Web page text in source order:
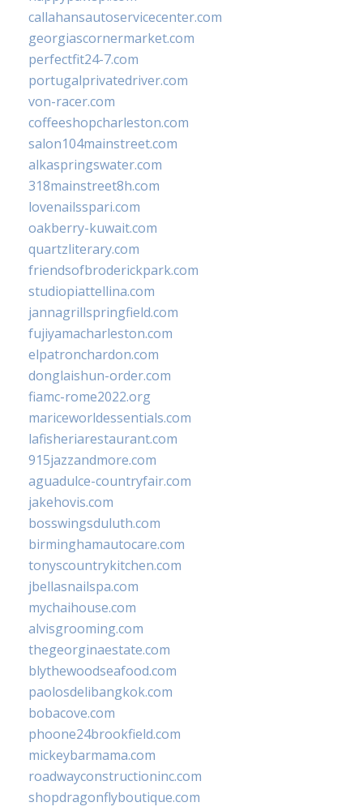
callahansautoservicecenter.com
georgiascornermarket.com
perfectfit24-7.com
portugalprivatedriver.com
von-racer.com
coffeeshopcharleston.com
salon104mainstreet.com
alkaspringswater.com
318mainstreet8h.com
lovenailsspari.com
oakberry-kuwait.com
quartzliterary.com
friendsofbroderickpark.com
studiopiattellina.com
jannagrillspringfield.com
fujiyamacharleston.com
elpatronchardon.com
donglaishun-order.com
fiamc-rome2022.org
mariceworldessentials.com
lafisheriarestaurant.com
915jazzandmore.com
aguadulce-countryfair.com
jakehovis.com
bosswingsduluth.com
birminghamautocare.com
tonyscountrykitchen.com
jbellasnailspa.com
mychaihouse.com
alvisgrooming.com
thegeorginaestate.com
blythewoodseafood.com
paolosdelibangkok.com
bobacove.com
phoone24brookfield.com
mickeybarmama.com
roadwayconstructioninc.com
shopdragonflyboutique.com